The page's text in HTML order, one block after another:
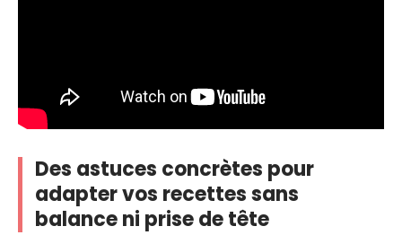
Des astuces concrètes pour
adapter vos recettes sans
balance ni prise de tête